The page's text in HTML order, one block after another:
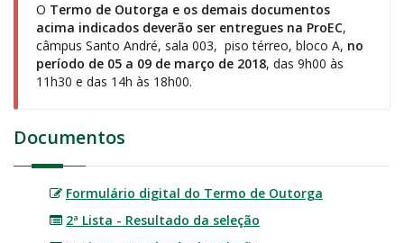
O Termo de Outorga e os demais documentos
acima indicados deverão ser entregues na ProEC,
câmpus Santo André, sala 003, piso térreo, bloco A, no
período de 05 a 09 de março de 2018, das 9h00 às
11h30 e das 14h às 18h00.
Documentos
Formulário digital do Termo de Outorga
2ª Lista - Resultado da seleção